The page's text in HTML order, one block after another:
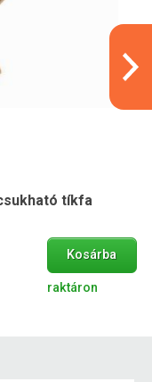
tíkfa
Kosárba
raktáron